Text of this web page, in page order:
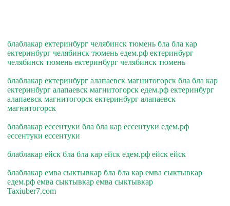
блаблакар ектеринбург челябинск тюмень бла бла кар
ектеринбург челябинск тюмень едем.рф ектеринбург
челябинск тюмень ектеринбург челябинск тюмень
блаблакар ектеринбург алапаевск магнитогорск бла бла кар
ектеринбург алапаевск магнитогорск едем.рф ектеринбург
алапаевск магнитогорск ектеринбург алапаевск
магнитогорск
блаблакар ессентуки бла бла кар ессентуки едем.рф
ессентуки ессентуки
блаблакар ейск бла бла кар ейск едем.рф ейск ейск
блаблакар емва сыктывкар бла бла кар емва сыктывкар
едем.рф емва сыктывкар емва сыктывкар
Taxiuber7.com